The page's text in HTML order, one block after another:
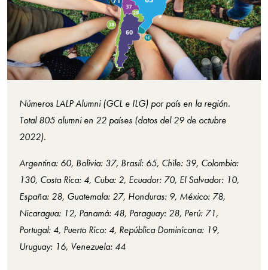
Números LALP Alumni (GCL e ILG) por país en la región.
Total 805 alumni en 22 países (datos del 29 de octubre
2022).
Argentina: 60, Bolivia: 37, Brasil: 65, Chile: 39, Colombia:
130, Costa Rica: 4, Cuba: 2, Ecuador: 70, El Salvador: 10,
España: 28, Guatemala: 27, Honduras: 9, México: 78,
Nicaragua: 12, Panamá: 48, Paraguay: 28, Perú: 71,
Portugal: 4, Puerto Rico: 4, República Dominicana: 19,
Uruguay: 16, Venezuela: 44